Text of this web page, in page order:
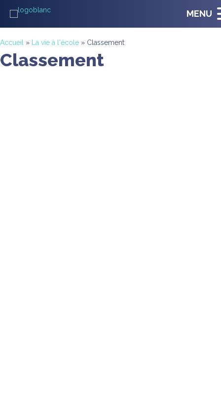
MENU
Accueil » La vie à l'école » Classement
Classement